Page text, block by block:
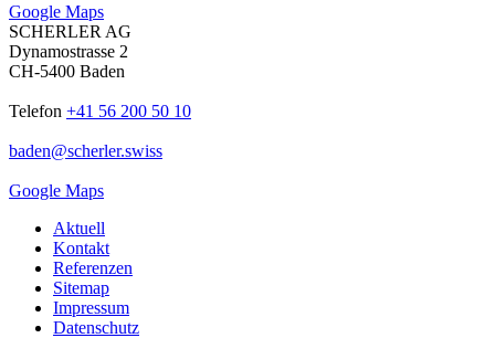
Google Maps
SCHERLER AG
Dynamostrasse 2
CH-5400 Baden
Telefon +41 56 200 50 10
baden@scherler.swiss
Google Maps
Aktuell
Kontakt
Referenzen
Sitemap
Impressum
Datenschutz